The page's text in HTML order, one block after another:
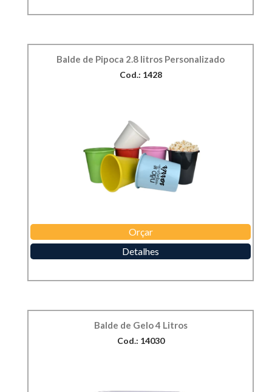
Balde de Pipoca 2.8 litros Personalizado
Cod.: 1428
Orçar
Detalhes
Balde de Gelo 4 Litros
Cod.: 14030